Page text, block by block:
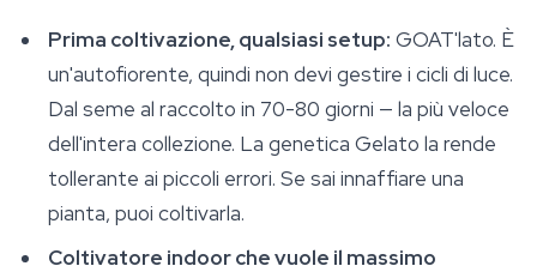
Prima coltivazione, qualsiasi setup: GOAT'lato. È
un'autofiorente, quindi non devi gestire i cicli di luce.
Dal seme al raccolto in 70-80 giorni — la più veloce
dell'intera collezione. La genetica Gelato la rende
tollerante ai piccoli errori. Se sai innaffiare una
pianta, puoi coltivarla.
Coltivatore indoor che vuole il massimo